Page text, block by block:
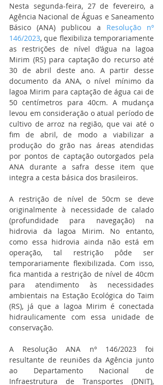
Nesta segunda-feira, 27 de fevereiro, a
Agência Nacional de Águas e Saneamento
Básico (ANA) publicou a Resolução nº
146/2023, que flexibiliza temporariamente
as restrições de nível d’água na lagoa
Mirim (RS) para captação do recurso até
30 de abril deste ano. A partir desse
documento da ANA, o nível mínimo da
lagoa Mirim para captação de água cai de
50 centímetros para 40cm. A mudança
levou em consideração o atual período de
cultivo de arroz na região, que vai até o
fim de abril, de modo a viabilizar a
produção do grão nas áreas atendidas
por pontos de captação outorgados pela
ANA durante a safra desse item que
integra a cesta básica dos brasileiros.
A restrição de nível de 50cm se deve
originalmente à necessidade de calado
(profundidade para navegação) na
hidrovia da lagoa Mirim. No entanto,
como essa hidrovia ainda não está em
operação, tal restrição pôde ser
temporariamente flexibilizada. Com isso,
fica mantida a restrição de nível de 40cm
para atendimento às necessidades
ambientais na Estação Ecológica do Taim
(RS), já que a lagoa Mirim é conectada
hidraulicamente com essa unidade de
conservação.
A Resolução ANA nº 146/2023 foi
resultante de reuniões da Agência junto
ao Departamento Nacional de
Infraestrutura de Transportes (DNIT),